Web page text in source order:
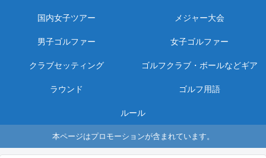
国内女子ツアー メジャー大会
男子ゴルファー 女子ゴルファー
クラブセッティング ゴルフクラブ・ボールなどギア
ラウンド ゴルフ用語
ルール
本ページはプロモーションが含まれています。